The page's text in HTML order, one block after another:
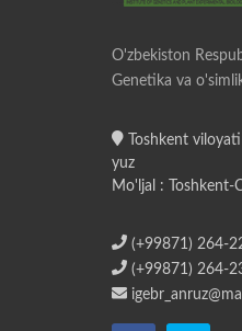
O'zbekiston
Genetika va
Toshkent
yuz
Mo'ljal : Toshkent-
(+99871) 264-
(+99871) 264-